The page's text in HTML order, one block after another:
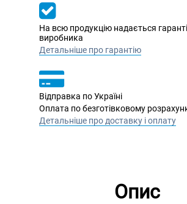
На всю продукцію надається
виробника
Детальніше про гарантію
Відправка по Україні
Оплата по безготівковому
Детальніше про доставку і оплату
Опис